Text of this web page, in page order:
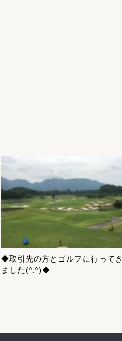
◆取引先の方とゴルフに行ってき
ました(^.^)◆